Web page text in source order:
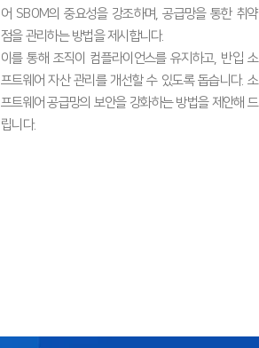
어 SBOM의 중요성을 강조하며, 공급망을 통한 취약
점을 관리하는 방법을 제시합니다.
이를 통해 조직이 컴플라이언스를 유지하고, 반입 소
프트웨어 자산 관리를 개선할 수 있도록 돕습니다. 소
프트웨어 공급망의 보안을 강화하는 방법을 제안해 드
립니다.